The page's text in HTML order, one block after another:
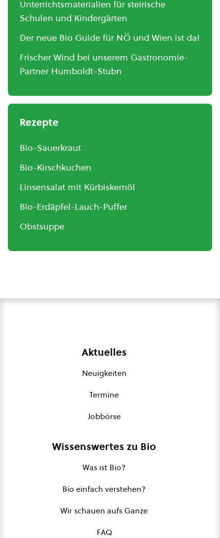
Unterrichtsmaterialien für steirische
Schulen und Kindergärten
Der neue Bio Guide für NÖ und Wien ist da!
Frischer Wind bei unserem Gastronomie-
Partner Humboldt-Stubn
Rezepte
Bio-Sauerkraut
Bio-Kirschkuchen
Linsensalat mit Kürbiskernöl
Bio-Erdäpfel-Lauch-Puffer
Obstsuppe
Aktuelles
Neuigkeiten
Termine
Jobbörse
Wissenswertes zu Bio
Was ist Bio?
Bio einfach verstehen?
Wir schauen aufs Ganze
FAQ